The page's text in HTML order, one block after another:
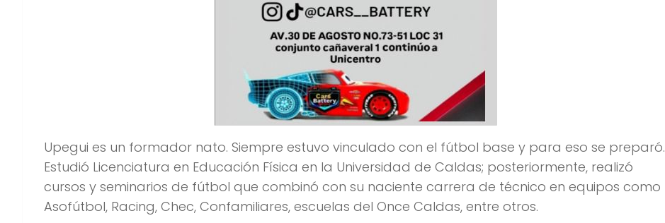
Upegui es un formador nato. Siempre estuvo vinculado con el fútbol base y para eso se preparó.
Estudió Licenciatura en Educación Física en la Universidad de Caldas; posteriormente, realizó
cursos y seminarios de fútbol que combinó con su naciente carrera de técnico en equipos como
Asofútbol, Racing, Chec, Confamiliares, escuelas del Once Caldas, entre otros.